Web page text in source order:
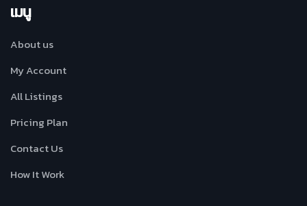
เมนู
About us
My Account
All Listings
Pricing Plan
Contact Us
How It Work